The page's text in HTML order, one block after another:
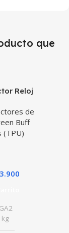
que
Reloj
Watch
de
Buff
(TPU)
kg